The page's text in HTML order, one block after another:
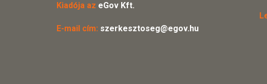
Kiadója az eGov Kft.
E-mail cím: szerkesztoseg@egov.hu